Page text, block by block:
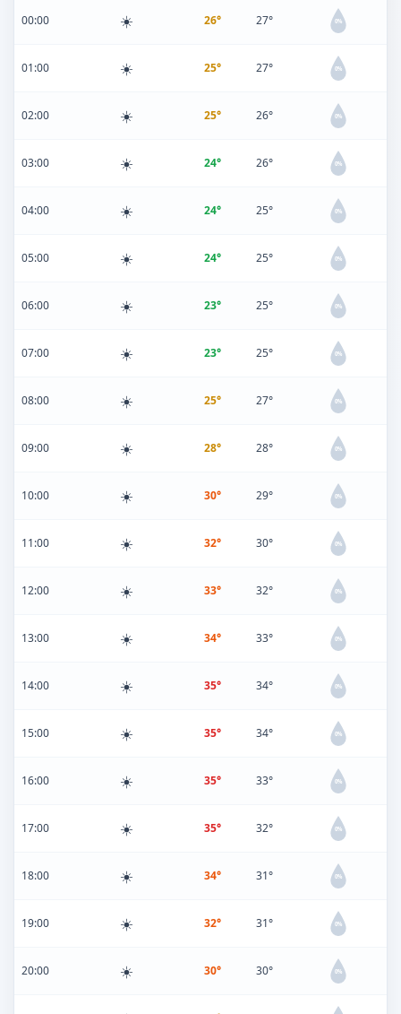
00:00 ☀️ 26° 27° 0%
01:00 ☀️ 25° 27° 0%
02:00 ☀️ 25° 26° 0%
03:00 ☀️ 24° 26° 0%
04:00 ☀️ 24° 25° 0%
05:00 ☀️ 24° 25° 0%
06:00 ☀️ 23° 25° 0%
07:00 ☀️ 23° 25° 0%
08:00 ☀️ 25° 27° 0%
09:00 ☀️ 28° 28° 0%
10:00 ☀️ 30° 29° 0%
11:00 ☀️ 32° 30° 0%
12:00 ☀️ 33° 32° 0%
13:00 ☀️ 34° 33° 0%
14:00 ☀️ 35° 34° 0%
15:00 ☀️ 35° 34° 0%
16:00 ☀️ 35° 33° 0%
17:00 ☀️ 35° 32° 0%
18:00 ☀️ 34° 31° 0%
19:00 ☀️ 32° 31° 0%
20:00 ☀️ 30° 30° 0%